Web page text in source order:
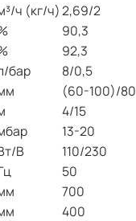
ч (кг/ч)2,69/2
90,3
92,3
бар
8/0,5
(60-100)/80
4/15
13-20
В
110/230
50
700
400